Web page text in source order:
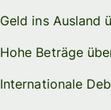
Geld ins Ausland
Hohe Beträge
Internationale